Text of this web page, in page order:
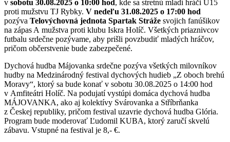
v sobotu 30.08.2025 o 10:00 hod, kde sa stretnú mladí hráči U15
proti mužstvu TJ Rybky. V nedeľu 31.08.2025 o 17:00 hod
pozýva Telovýchovná jednota Spartak Stráže svojich fanúšikov
na zápas A mužstva proti klubu Iskra Holíč. Všetkých priaznivcov
futbalu srdečne pozývame, aby prišli povzbudiť mladých hráčov,
pričom občerstvenie bude zabezpečené.
Dychová hudba Májovanka srdečne pozýva všetkých milovníkov
hudby na Medzinárodný festival dychových hudieb „Z oboch brehú
Moravy“, ktorý sa bude konať v sobotu 30.08.2025 o 14:00 hod
v Amfiteátri Holíč. Na podujatí vystúpi domáca dychová hudba
MÁJOVANKA, ako aj kolektívy Svárovanka a Stříbrňanka
z Českej republiky, pričom festival uzavrie dychová hudba Glória.
Program bude moderovať Ľudomil KUBA, ktorý zaručí skvelú
zábavu. Vstupné na festival je 8,- €.